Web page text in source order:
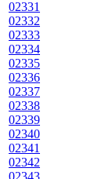
02331
02332
02333
02334
02335
02336
02337
02338
02339
02340
02341
02342
02343